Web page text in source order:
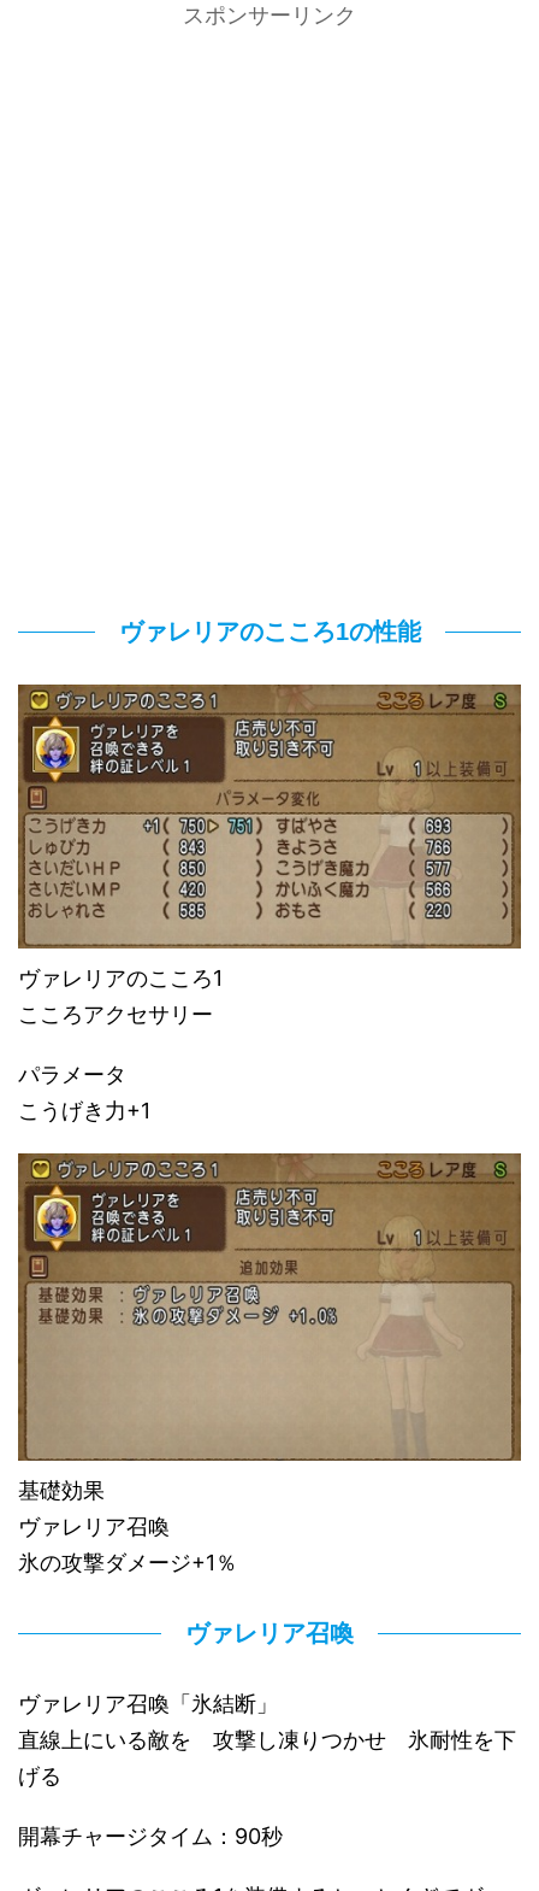
スポンサーリンク
ヴァレリアのこころ1の性能
ヴァレリアのこころ1
こころアクセサリー
パラメータ
こうげき力+1
基礎効果
ヴァレリア召喚
氷の攻撃ダメージ+1％
ヴァレリア召喚
ヴァレリア召喚「氷結断」
直線上にいる敵を 攻撃し凍りつかせ 氷耐性を下
げる
開幕チャージタイム：90秒